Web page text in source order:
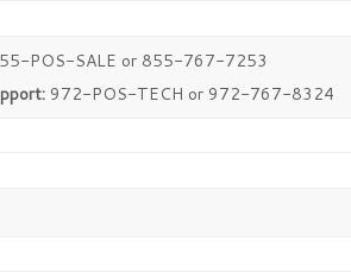
POS-SALE or 855-767-7253
972-POS-TECH or 972-767-8324